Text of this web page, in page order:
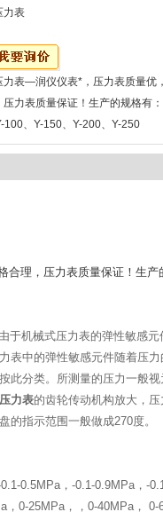
力表
力表—润仪仪表*，压力表质量优
压力表质量保证！生产的规格有
100、Y-150、Y-200、Y-250
理，压力表质量保证！生产
于机械式压力表的弹性敏感
表中的弹性敏感元件随着压
分类。所测量的压力一般
压力表的齿轮传动机构放大，
的指示范围一般做成270度。
0.5MPa，-0.1-0.9MPa，-
，0-25MPa，，0-40MPa， 0-